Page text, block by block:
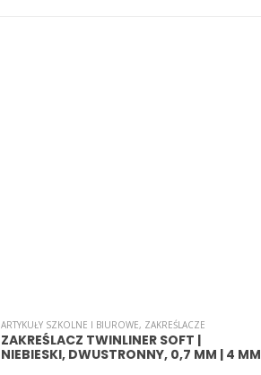
ARTYKUŁY SZKOLNE I BIUROWE, ZAKREŚLACZE
ZAKREŚLACZ TWINLINER SOFT |
NIEBIESKI, DWUSTRONNY, 0,7 MM | 4 MM